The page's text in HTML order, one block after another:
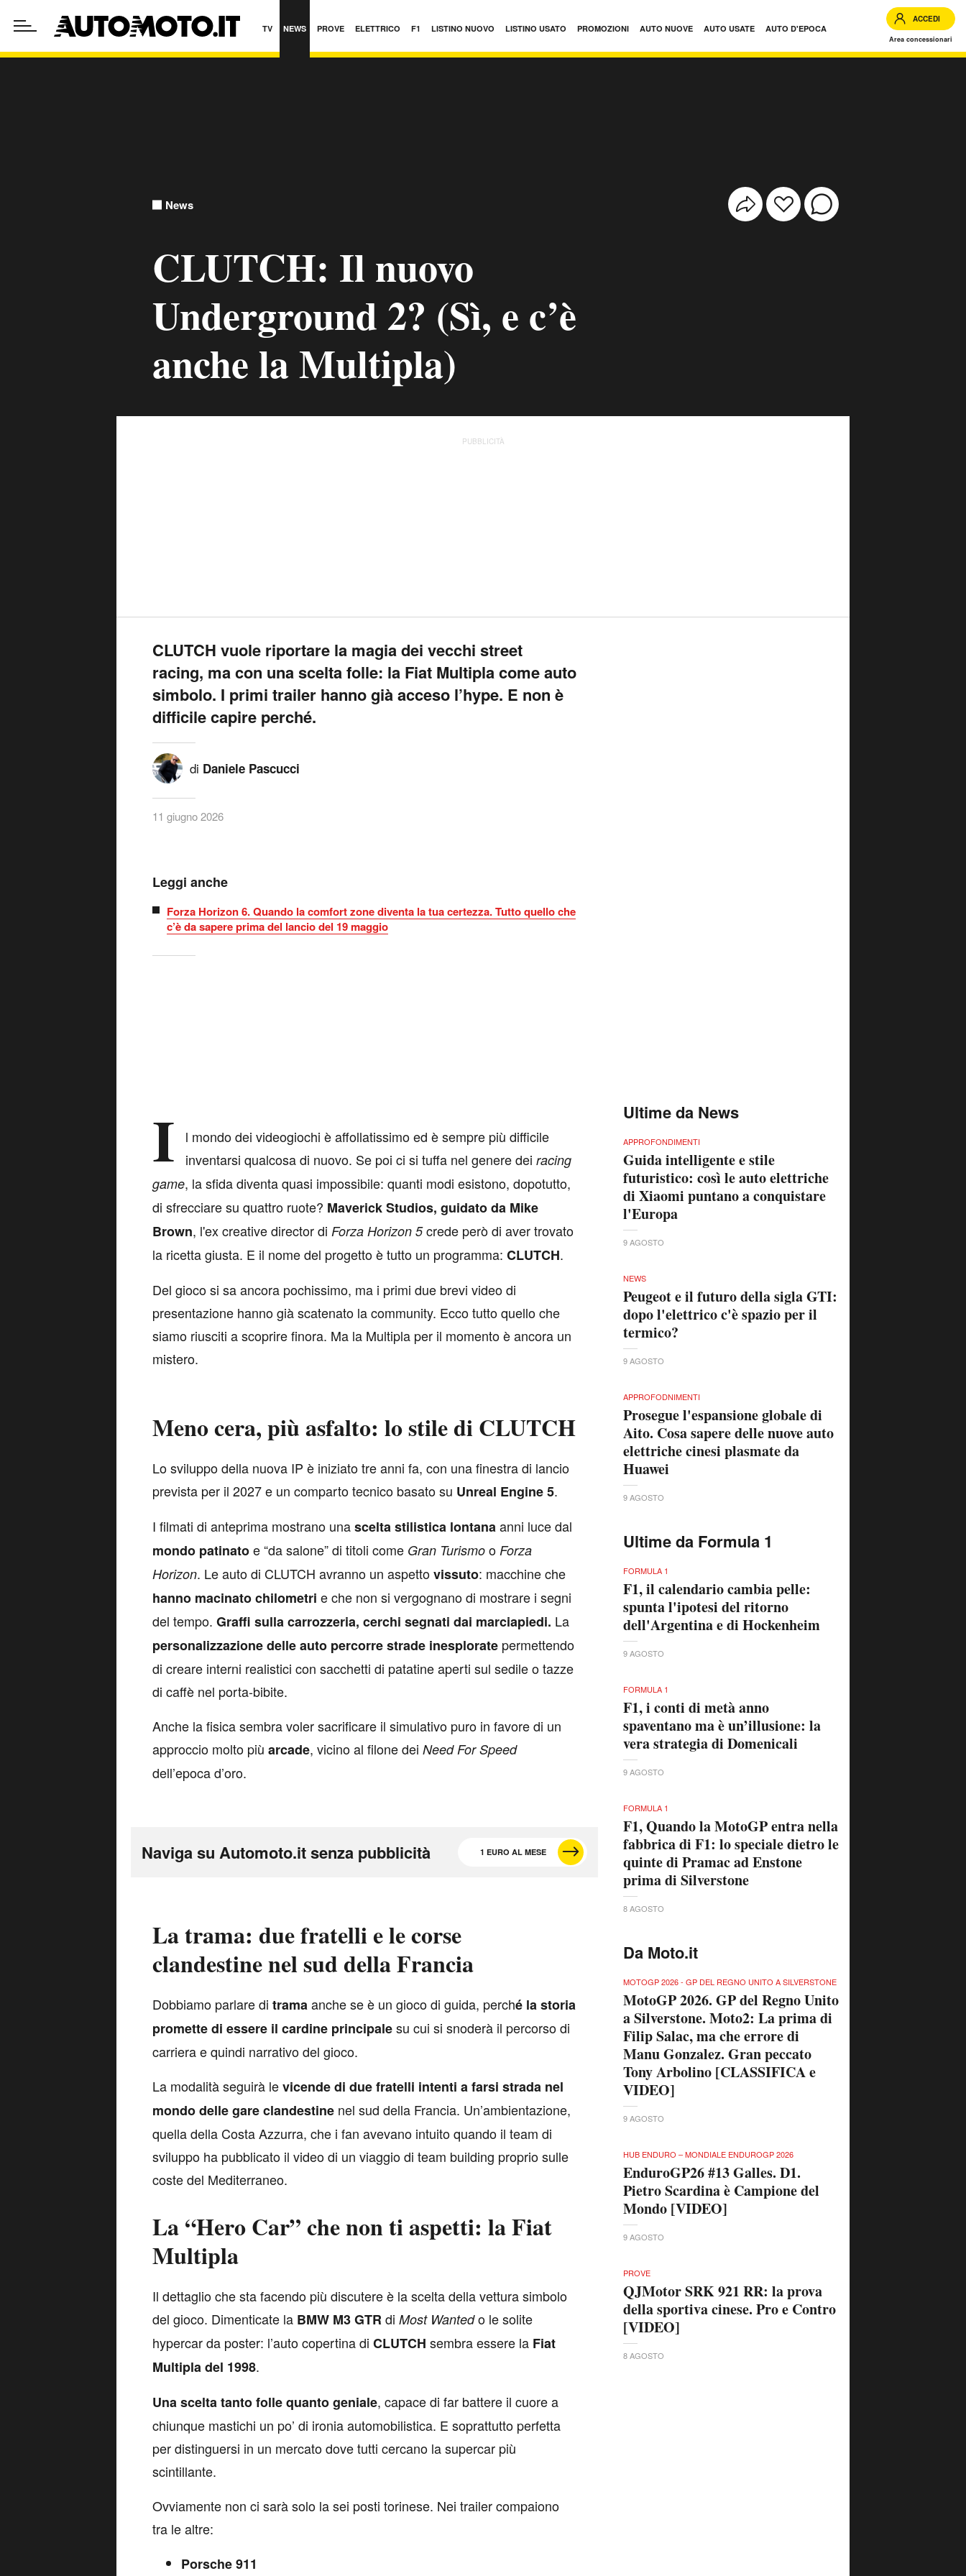
TV NEWS PROVE ELETTRICO F1 LISTINO NUOVO LISTINO USATO PROMOZIONI AUTO NUOVE AUTO USATE AUTO D'EPOCA
ACCEDI
Area concessionari
News
CLUTCH: Il nuovo
Underground 2? (Sì, e c’è
anche la Multipla)
PUBBLICITÀ
CLUTCH vuole riportare la magia dei vecchi street
racing, ma con una scelta folle: la Fiat Multipla come auto
simbolo. I primi trailer hanno già acceso l’hype. E non è
difficile capire perché.
di Daniele Pascucci
11 giugno 2026
Leggi anche
Forza Horizon 6. Quando la comfort zone diventa la tua certezza. Tutto quello che
c’è da sapere prima del lancio del 19 maggio
I
l mondo dei videogiochi è affollatissimo ed è sempre più difficile
inventarsi qualcosa di nuovo. Se poi ci si tuffa nel genere dei racing
game, la sfida diventa quasi impossibile: quanti modi esistono, dopotutto,
di sfrecciare su quattro ruote? Maverick Studios, guidato da Mike
Brown, l'ex creative director di Forza Horizon 5crede però di aver trovato
la ricetta giusta. E il nome del progetto è tutto un programma: CLUTCH.
Del gioco si sa ancora pochissimo, ma i primi due brevi video di
presentazione hanno già scatenato la community. Ecco tutto quello che
siamo riusciti a scoprire finora. Ma la Multipla per il momento è ancora un
mistero.
Meno cera, più asfalto: lo stile di CLUTCH
Lo sviluppo della nuova IP è iniziato tre anni fa, con una finestra di lancio
prevista per il 2027 e un comparto tecnico basato su Unreal Engine 5.
I filmati di anteprima mostrano unascelta stilistica lontanaanni luce dal
mondo patinatoe “da salone” di titoli come Gran Turismo o Forza
Horizon. Le auto di CLUTCH avranno un aspettovissuto: macchine che
hanno macinato chilometri e che non si vergognano di mostrare i segni
del tempo. Graffi sulla carrozzeria, cerchi segnati dai marciapiedi. La
personalizzazione delle auto percorre strade inesplorate permettendo
di creare interni realistici con sacchetti di patatine aperti sul sedile o tazze
di caffè nel porta‑bibite.
Anche la fisica sembra voler sacrificare il simulativo puro in favore di un
approccio molto più arcade, vicino al filone dei Need For Speed
dell’epoca d’oro.
Naviga su Automoto.it senza pubblicità 1 EURO AL MESE
La trama: due fratelli e le corse
clandestine nel sud della Francia
Dobbiamo parlare di tramaanche se è un gioco di guida, perché la storia
promette di essere il cardine principalesu cui si snoderà il percorso di
carriera e quindi narrativo del gioco.
La modalità seguirà levicende di due fratelli intenti a farsi strada nel
mondo delle gare clandestine nel sud della Francia. Un’ambientazione,
quella della Costa Azzurra, che i fan avevano intuito quando il team di
sviluppo ha pubblicato il video di un viaggio di team building proprio sulle
coste del Mediterraneo.
La “Hero Car” che non ti aspetti: la Fiat
Multipla
Il dettaglio che sta facendo più discutere è la scelta della vettura simbolo
del gioco. Dimenticate la BMW M3 GTRdi Most Wantedo le solite
hypercar da poster: l’auto copertina di CLUTCH sembra essere la Fiat
Multipla del 1998.
Una scelta tanto folle quanto geniale, capace di far battere il cuore a
chiunque mastichi un po’ di ironia automobilistica. E soprattutto perfetta
per distinguersi in un mercato dove tutti cercano la supercar più
scintillante.
Ovviamente non ci sarà solo la sei posti torinese. Nei trailer compaiono
tra le altre:
Porsche 911
Ultime da News
APPROFONDIMENTI
Guida intelligente e stile
futuristico: così le auto elettriche
di Xiaomi puntano a conquistare
l'Europa
9 AGOSTO
NEWS
Peugeot e il futuro della sigla GTI:
dopo l'elettrico c'è spazio per il
termico?
9 AGOSTO
APPROFODNIMENTI
Prosegue l'espansione globale di
Aito. Cosa sapere delle nuove auto
elettriche cinesi plasmate da
Huawei
9 AGOSTO
Ultime da Formula 1
FORMULA 1
F1, il calendario cambia pelle:
spunta l'ipotesi del ritorno
dell'Argentina e di Hockenheim
9 AGOSTO
FORMULA 1
F1, i conti di metà anno
spaventano ma è un’illusione: la
vera strategia di Domenicali
9 AGOSTO
FORMULA 1
F1, Quando la MotoGP entra nella
fabbrica di F1: lo speciale dietro le
quinte di Pramac ad Enstone
prima di Silverstone
8 AGOSTO
Da Moto.it
MOTOGP 2026 - GP DEL REGNO UNITO A SILVERSTONE
MotoGP 2026. GP del Regno Unito
a Silverstone. Moto2: La prima di
Filip Salac, ma che errore di
Manu Gonzalez. Gran peccato
Tony Arbolino [CLASSIFICA e
VIDEO]
9 AGOSTO
HUB ENDURO – MONDIALE ENDUROGP 2026
EnduroGP26 #13 Galles. D1.
Pietro Scardina è Campione del
Mondo [VIDEO]
9 AGOSTO
PROVE
QJMotor SRK 921 RR: la prova
della sportiva cinese. Pro e Contro
[VIDEO]
8 AGOSTO